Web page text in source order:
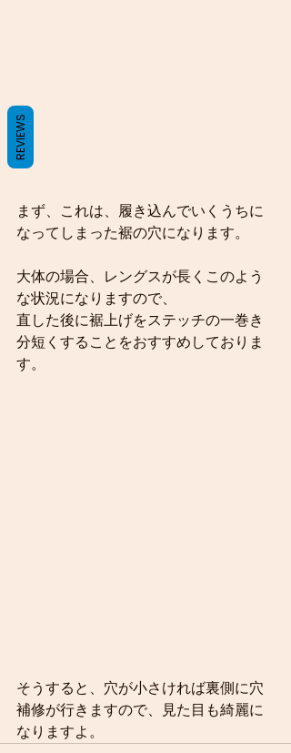
まず、これは、履き込んでいくうちに
なってしまった裾の穴になります。
大体の場合、レングスが長くこのよう
な状況になりますので、
直した後に裾上げをステッチの一巻き
分短くすることをおすすめしておりま
す。
そうすると、穴が小さければ裏側に穴
補修が行きますので、見た目も綺麗に
なりますよ。
REVIEWS